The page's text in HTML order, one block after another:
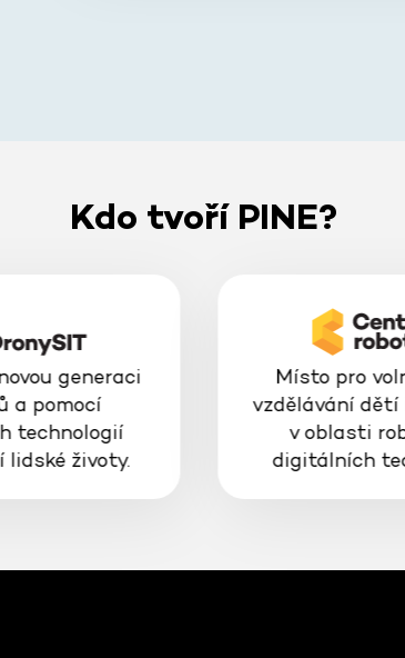
Kdo tvoří PINE?
generaci
a pomocí
technologií
lidské životy.
Místo pro
vzdělávání dětí
v oblasti
digitálních